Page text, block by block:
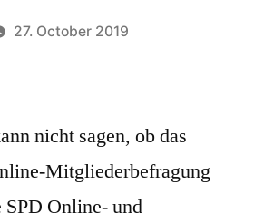
27. October 2019
nicht sagen, ob das
Mitgliederbefragung
Online- und